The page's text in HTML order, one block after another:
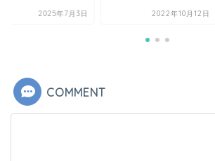
2025年7月3日 2022年10月12日
COMMENT